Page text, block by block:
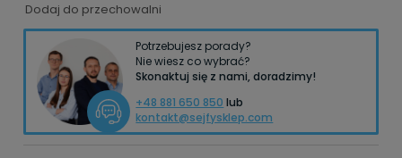
Dodaj do przechowalni
Potrzebujesz porady?
Nie wiesz co wybrać?
Skonaktuj się z nami, doradzimy!
+48 881 650 850 lub
kontakt@sejfysklep.com